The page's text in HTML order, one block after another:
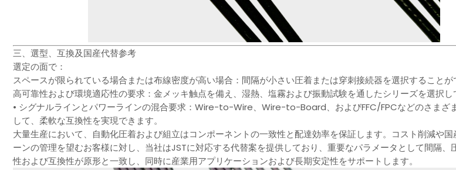
三、選型、互換及国産代替参考
選定の面で：
スペースが限られている場合または布線密度が高い場合：間隔が小さい圧着または穿刺接続器を選択することが
高可靠性および環境適応性の要求：金メッキ触点を備え、湿熱、塩霧および振動試験を通したシリーズを選択し
• シグナルラインとパワーラインの混合要求：Wire-to-Wire、Wire-to-Board、およびFFC/FPCなどのさまざ
して、柔軟な互換性を実現できます。
大量生産において、自動化圧着および組立はコンポーネントの一致性と配達効率を保証します。コスト削減や国
ーンの管理を望むお客様に対し、当社はJSTに対応する代替案を提供しており、重要なパラメータとして間隔、
性および互換性が原形と一致し、同時に産業用アプリケーションおよび長期安定性をサポートします。